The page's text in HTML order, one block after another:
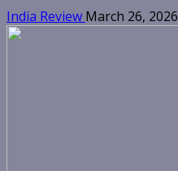
India Review March 26, 2026